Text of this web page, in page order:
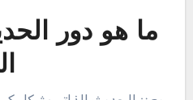
ما هو دور